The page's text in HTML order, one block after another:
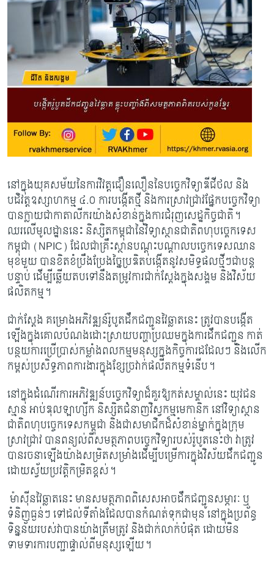
នៅក្នុងយុគសម័យនៃការវិវត្តជឿនលឿននៃបច្ចេកវិទ្យាឌីជីថល និង
បដិវត្តឧស្សាហកម្ម ៤.០ ការបង្កើតថ្មី និងការស្រាវជ្រាវផ្នែកបច្ចេកវិទ្យា
បានក្លាយជាកាតាលីករយ៉ាងសំខាន់ក្នុងការជំរុញសេដ្ឋកិច្ចជាតិ។
ឈរលើមូលដ្ឋាននេះ និស្សិតកម្ពុជានៃវិទ្យាស្ថានជាតិពហុបច្គេកទេស
កម្ពុជា (NPIC) ដែលជាគ្រឹះស្ថានបណ្តុះបណ្តាលបច្ចេកទេសឈាន
មុខមួយ បានខិតខំប្រឹងប្រែងច្នៃប្រឌិតបង្កើតនូវសមិទ្ធផលថ្មីៗជាបន្ត
បន្ទាប់ ដើម្បីឆ្លើយតបទៅនឹងតម្រូវការជាក់ស្តែងក្នុងសង្គម និងវិស័យ
ផលិតកម្ម។
ជាក់ស្តែង គម្រោងអភិវឌ្ឍន៍រ៉ូបូតដឹកជញ្ជូនវៃឆ្លាតនេះ ត្រូវបានបង្កើត
ឡើងក្នុងគោលបំណងដោះស្រាយបញ្ហាប្រឈមក្នុងការដឹកជញ្ជូន កាត់
បន្ថយការប្រើប្រាស់កម្លាំងពលកម្មមនុស្សក្នុងកិច្ចការដដែលៗ និងលើក
កម្ពស់ប្រសិទ្ធភាពការងារក្នុងខ្សែច្រវាក់ផលិតកម្មទំនើប។
នៅក្នុងដំណើរការអភិវឌ្ឍន៍បច្ចេកវិទ្យាដ៏គួរឱ្យកត់សម្គាល់នេះ យុវជន
ស្មាន អាប់ឌុលឡាហ្សីក និស្សិតជំនាញវិស្វកម្មមេកានិក នៅវិទ្យាស្ថាន
ជាតិពហុបច្ចេកទេសកម្ពុជា និងជាសមាជិកដ៏សំខាន់ម្នាក់ក្នុងក្រុម
ស្រាវជ្រាវ បានពន្យល់ពីសមត្ថភាពបច្ចេកវិទ្យារបស់រ៉ូបូតនេះថា វាត្រូវ
បានរចនាឡើងយ៉ាងសម្រិតសម្រាំងដើម្បីបម្រើការក្នុងវិស័យដឹកជញ្ជូន
ដោយស្វ័យប្រវត្តិកម្រិតខ្ពស់។
ម៉ាស៊ីនវៃឆ្លាតនេះ មានសមត្ថភាពពិសេសអាចដឹកជញ្ជូនសម្ភារៈ ឬ
ទំនិញធ្ងន់ៗ ទៅដល់ទីតាំងដែលបានកំណត់ទុកជាមុន នៅក្នុងប្រព័ន្ធ
ទិន្នន័យរបស់វាបានយ៉ាងត្រឹមត្រូវ និងជាក់លាក់បំផុត ដោយមិន
ទាមទារការបញ្ជាផ្ទាល់ពីមនុស្សឡើយ។